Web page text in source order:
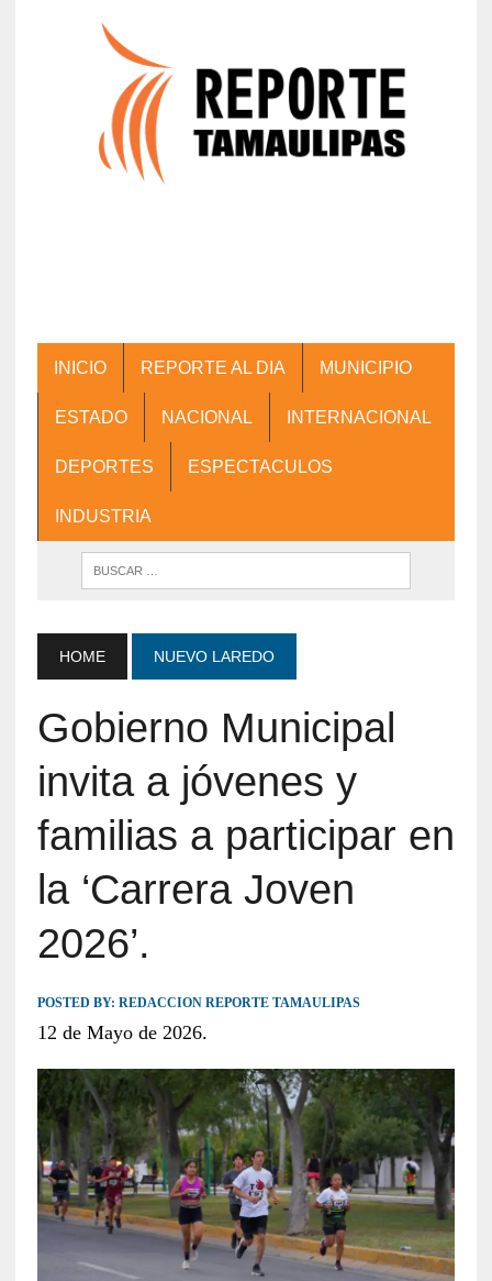
INICIO REPORTE AL DIA MUNICIPIO
ESTADO NACIONAL INTERNACIONAL
DEPORTES ESPECTACULOS
INDUSTRIA
HOME NUEVO LAREDO
Gobierno Municipal
invita a jóvenes y
familias a participar en
la ‘Carrera Joven
2026’.
POSTED BY: REDACCION REPORTE TAMAULIPAS
12 de Mayo de 2026.